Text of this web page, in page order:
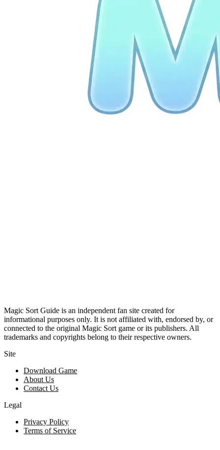
Magic Sort Guide is an independent fan site created for
informational purposes only. It is not affiliated with, endorsed by, or
connected to the original Magic Sort game or its publishers. All
trademarks and copyrights belong to their respective owners.
Site
Download Game
About Us
Contact Us
Legal
Privacy Policy
Terms of Service